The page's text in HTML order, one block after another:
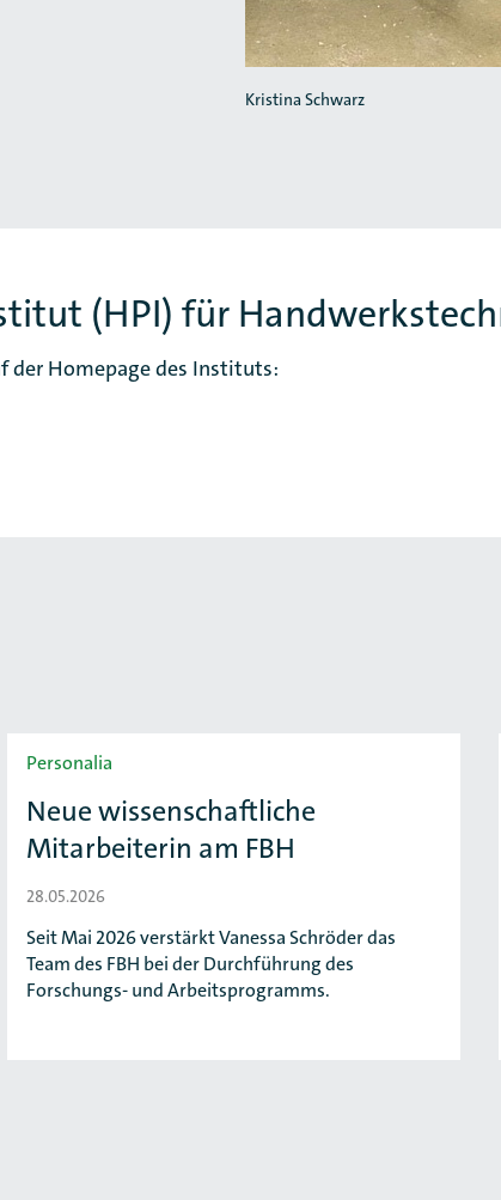
Kristina Schwarz
(HPI) für
der Homepage des Instituts:
Personalia
Neue wissenschaftliche
Mitarbeiterin am FBH
28.05.2026
Seit Mai 2026 verstärkt Vanessa Schröder das
Team des FBH bei der Durchführung des
Forschungs- und Arbeitsprogramms.